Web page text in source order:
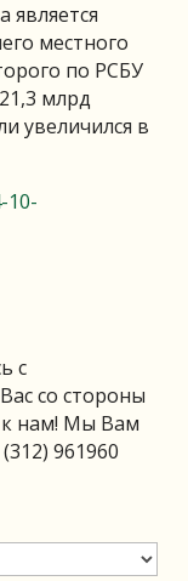
является
местного
по РСБУ
млрд
увеличился в
10-
с
со стороны
к нам! Мы Вам
961960